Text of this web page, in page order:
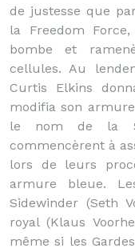
de justesse que
la Freedom
bombe et
cellules. Au
Curtis Elkins
modifia son
le nom de la
commencèrent à
lors de leurs
armure bleue.
Sidewinder (Seth
royal (Klaus
même si les